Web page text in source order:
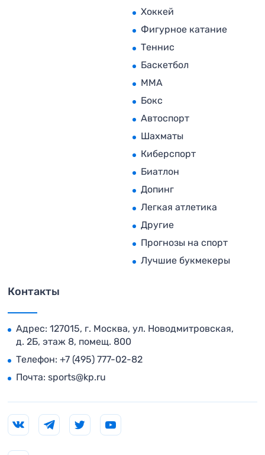
Хоккей
Фигурное катание
Теннис
Баскетбол
MMA
Бокс
Автоспорт
Шахматы
Киберспорт
Биатлон
Допинг
Легкая атлетика
Другие
Прогнозы на спорт
Лучшие букмекеры
Контакты
Адрес: 127015, г. Москва, ул. Новодмитровская,
д. 2Б, этаж 8, помещ. 800
Телефон: +7 (495) 777-02-82
Почта: sports@kp.ru